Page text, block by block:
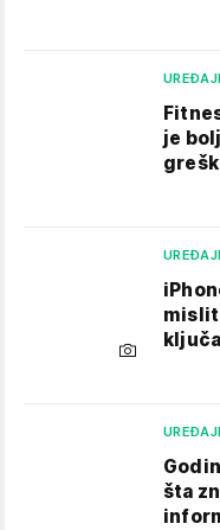
UREĐAJI
je
UREĐAJI
UREĐAJI
šta